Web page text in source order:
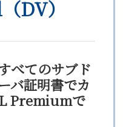
DV）
べてのサブド
バ証明書でカ
Premiumで